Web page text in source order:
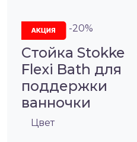
-20%
Стойка Stokke
Flexi Bath для
поддержки
ванночки
Цвет